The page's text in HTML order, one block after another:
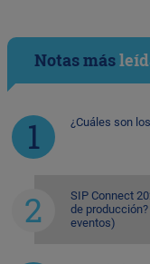
Notas más
¿Cuáles son
SIP Connect
de
eventos)